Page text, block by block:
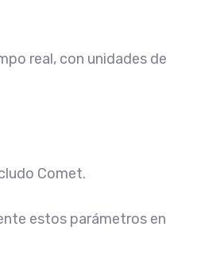
real, con unidades de
Comet.
estos parámetros en